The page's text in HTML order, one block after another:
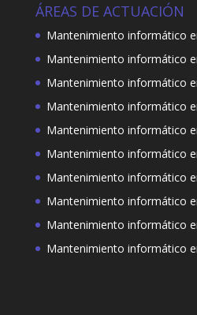
ÁREAS DE ACTUACIÓN
Mantenimiento informático
Mantenimiento informático
Mantenimiento informático
Mantenimiento informático
Mantenimiento informático
Mantenimiento informático
Mantenimiento informático
Mantenimiento informático
Mantenimiento informático
Mantenimiento informático